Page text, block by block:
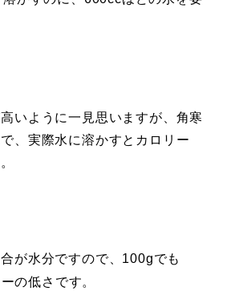
いように一見思いますが、角寒
、実際水に溶かすとカロリー
が水分ですので、100gでも
の低さです。